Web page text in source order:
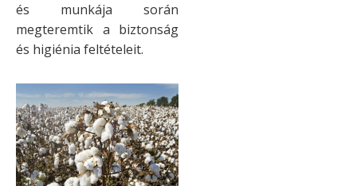
és munkája során
megteremtik a biztonság
és higiénia feltételeit.